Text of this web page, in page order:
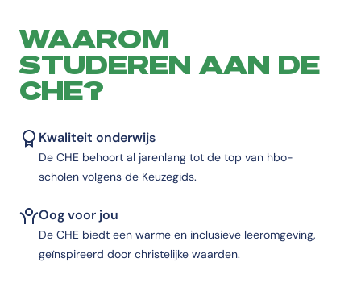
WAAROM
STUDEREN AAN DE
CHE?
Kwaliteit onderwijs
De CHE behoort al jarenlang tot de top van hbo-
scholen volgens de Keuzegids.
Oog voor jou
De CHE biedt een warme en inclusieve leeromgeving,
geïnspireerd door christelijke waarden.